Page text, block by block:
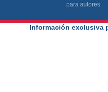
para autores
Información exclusiva